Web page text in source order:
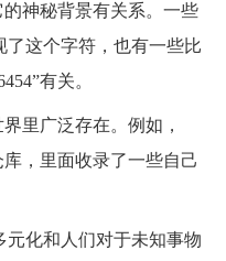
的神秘背景有关系。一些
这个字符，也有一些比
有关。
里广泛存在。例如，
库，里面收录了一些自己
化和人们对于未知事物